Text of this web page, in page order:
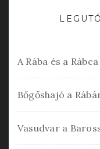
A Rába és a
Bőgőshajó a
Vasudvar a